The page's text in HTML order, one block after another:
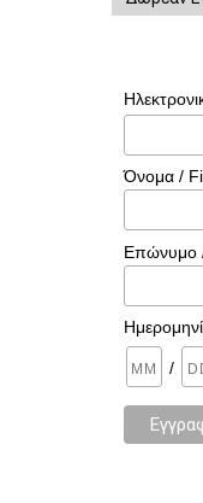
Όνομα /
Επώνυμο
/